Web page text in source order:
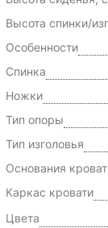
Высота спинки/
Особенности
Спинка
Ножки
Тип опоры
Тип изголовья
Основания
Каркас кровати
Цвета